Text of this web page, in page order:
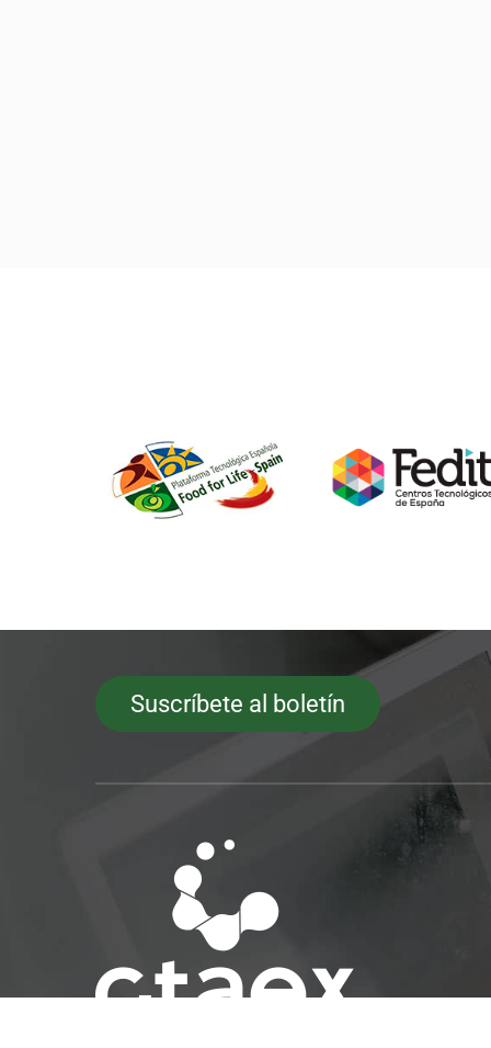
Suscríbete al boletín